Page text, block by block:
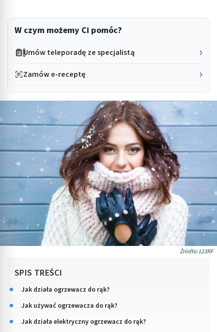
W czym możemy Ci pomóc?
Umów teleporadę ze specjalistą
Zamów e-receptę
Źródło:123RF
SPIS TREŚCI
Jak działa ogrzewacz do rąk?
Jak używać ogrzewacza do rąk?
Jak działa elektryczny ogrzewacz do rąk?